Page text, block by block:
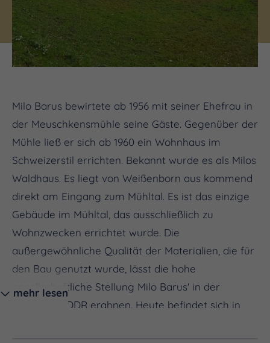
Milo Barus bewirtete ab 1956 mit seiner Ehefrau in
der Meuschkensmühle seine Gäste. Gegenüber der
Mühle ließ er sich ab 1960 ein Wohnhaus im
Schweizerstil errichten. Bekannt wurde es als Milos
Waldhaus. Es liegt von Weißenborn aus kommend
direkt am Eingang zum Mühltal. Es ist das einzige
Gebäude im Mühltal, das ausschließlich zu
Wohnzwecken errichtet wurde. Die
außergewöhnliche Qualität der Materialien, die für
den Bau genutzt wurde, lässt die hohe
gesellschaftliche Stellung Milo Barus' in der
damaligen DDR erahnen. Heute befindet sich in
mehr lesen